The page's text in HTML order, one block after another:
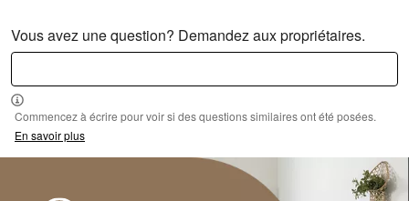
Vous avez une question? Demandez aux propriétaires.
Commencez à écrire pour voir si des questions similaires ont été posées.
En savoir plus